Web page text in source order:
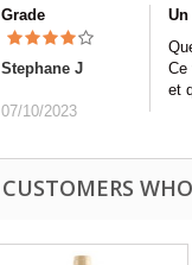
Grade
Stephane J
07/10/2023
Ce
et
CUSTOMERS